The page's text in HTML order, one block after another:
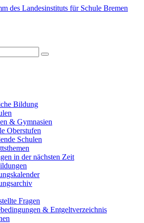
Bildung
& Gymnasien
Oberstufen
Schulen
in der nächsten Zeit
Fragen
& Entgeltverzeichnis